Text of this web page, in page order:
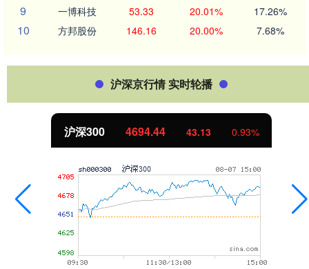
9 一博科技 53.33 20.01% 17.26%
10 方邦股份 146.16 20.00% 7.68%
沪深京行情 实时轮播
沪深300 4694.44 43.13 0.93%